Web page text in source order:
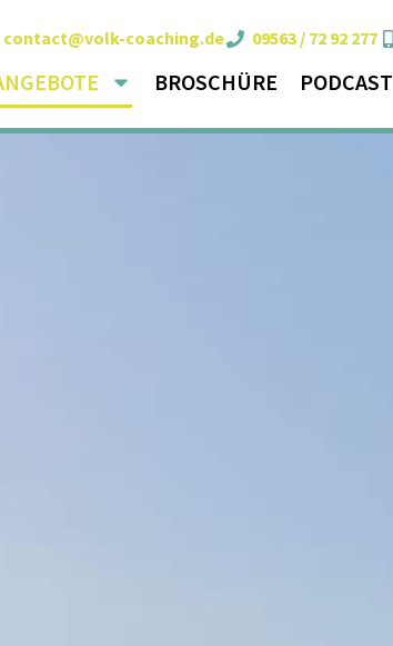
contact@volk-coaching.de 09563 / 72 92 277
BROSCHÜRE PODCAST